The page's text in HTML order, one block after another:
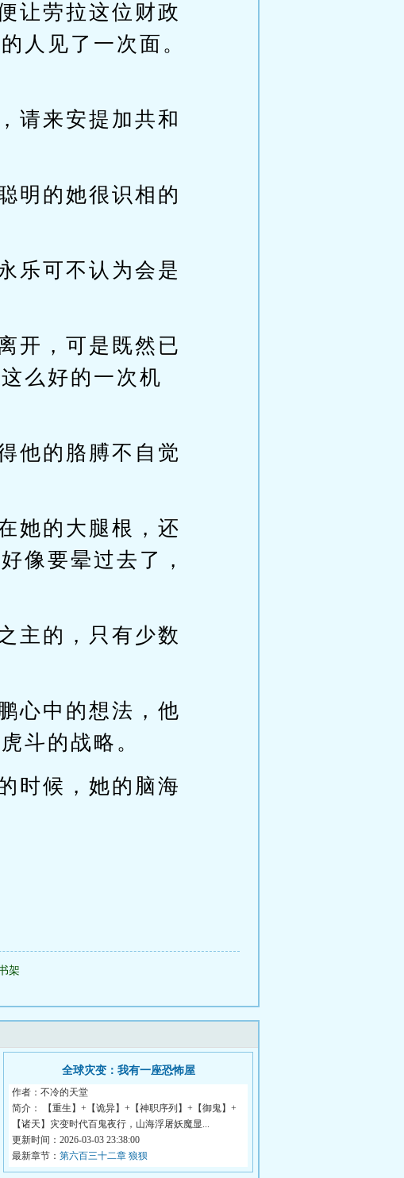
让劳拉这位财政
人见了一次面。
请来安提加共和
明的她很识相的
乐可不认为会是
开，可是既然已
么好的一次机
他的胳膊不自觉
她的大腿根，还
像要晕过去了，
主的，只有少数
心中的想法，他
斗的战略。
时候，她的脑海
架
全球灾变：我有一座恐怖屋
作者：不冷的天堂
简介： 【重生】+【诡异】+【神职序列】+【御鬼】+
【诸天】灾变时代百鬼夜行，山海浮屠妖魔显...
更新时间：2026-03-03 23:38:00
最新章节： 第六百三十二章 狼狈